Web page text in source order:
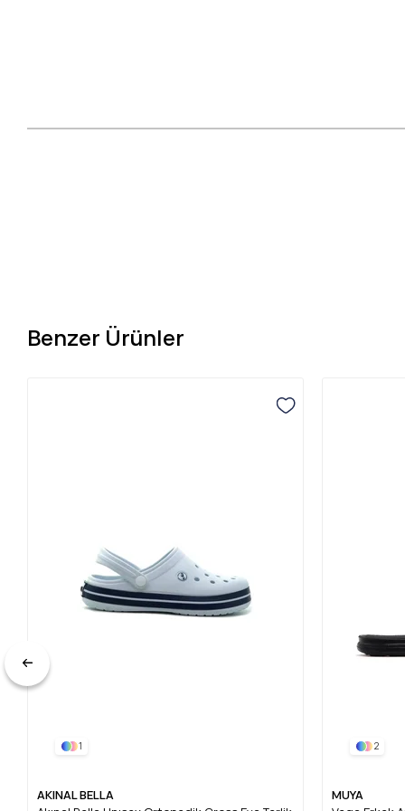
Benzer Ürünler
1
AKINAL BELLA
2
MUYA